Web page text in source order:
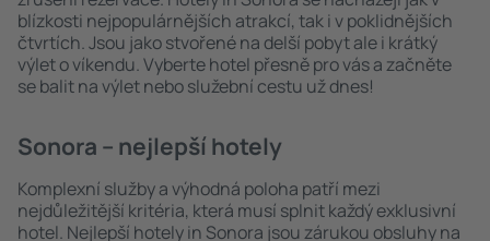
blízkosti nejpopulárnějších atrakcí, tak i v poklidnějších
čtvrtích. Jsou jako stvořené na delší pobyt ale i krátký
výlet o víkendu. Vyberte hotel přesně pro vás a začněte
se balit na výlet nebo služební cestu už dnes!
Sonora – nejlepší hotely
Komplexní služby a výhodná poloha patří mezi
nejdůležitější kritéria, která musí splnit každý exklusivní
hotel. Nejlepší hotely in Sonora jsou zárukou obsluhy na